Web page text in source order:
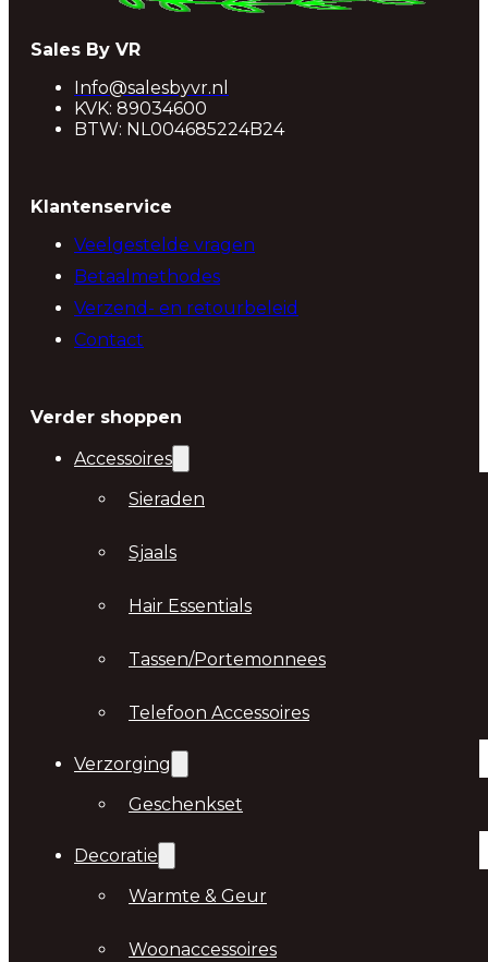
Sales By VR
Info@salesbyvr.nl
KVK: 89034600
BTW: NL004685224B24
Klantenservice
Veelgestelde vragen
Betaalmethodes
Verzend- en retourbeleid
Contact
Verder shoppen
Accessoires
Sieraden
Sjaals
Hair Essentials
Tassen/Portemonnees
Telefoon Accessoires
Verzorging
Geschenkset
Decoratie
Warmte & Geur
Woonaccessoires